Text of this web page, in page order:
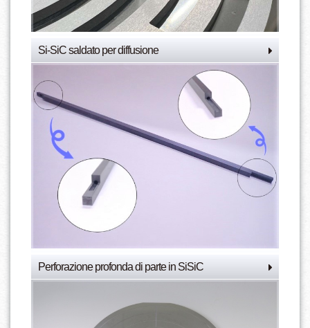
Si-SiC saldato per diffusione
Perforazione profonda di parte in SiSiC